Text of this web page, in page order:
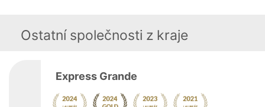
Ostatní společnosti z kraje
Express Grande